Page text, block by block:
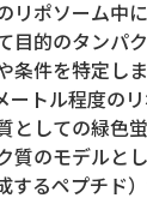
リポソーム中
目的のタンパ
条件を特定し
ートル程度の
としての緑色
質のモデルと
するペプチド